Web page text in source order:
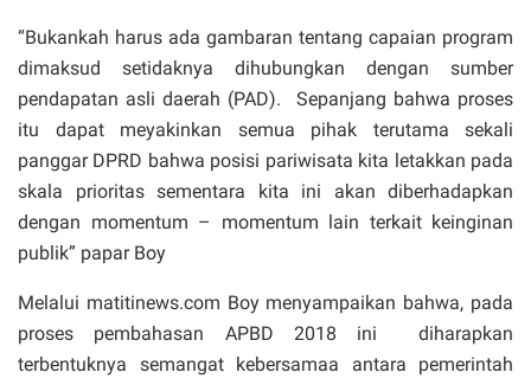
“Bukankah harus ada gambaran tentang capaian program
dimaksud setidaknya dihubungkan dengan sumber
pendapatan asli daerah (PAD). Sepanjang bahwa proses
itu dapat meyakinkan semua pihak terutama sekali
panggar DPRD bahwa posisi pariwisata kita letakkan pada
skala prioritas sementara kita ini akan diberhadapkan
dengan momentum – momentum lain terkait keinginan
publik” papar Boy
Melalui matitinews.com Boy menyampaikan bahwa, pada
proses pembahasan APBD 2018 ini diharapkan
terbentuknya semangat kebersamaa antara pemerintah